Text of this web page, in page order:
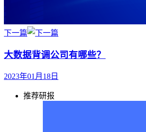
下一篇
大数据背调公司有哪些？
2023年01月18日
推荐研报